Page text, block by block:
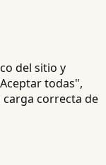
del sitio y
todas",
carga correcta de